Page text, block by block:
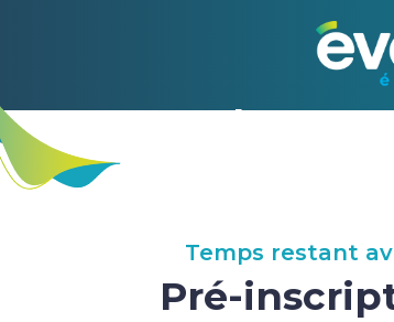
Achat
Temps restant
Pré-